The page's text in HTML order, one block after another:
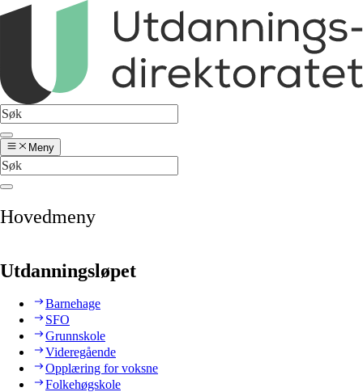
Meny
Hovedmeny
Utdanningsløpet
Barnehage
SFO
Grunnskole
Videregående
Opplæring for voksne
Folkehøgskole